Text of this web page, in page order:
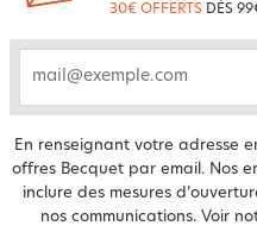
30€ OFFERTS DÈS
En renseignant votre adresse
offres Becquet par email. Nos
inclure des mesures
nos communications. Voir